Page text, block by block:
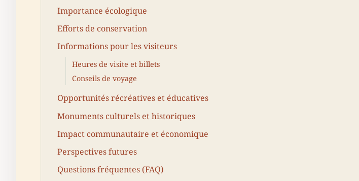
Importance écologique
Efforts de conservation
Informations pour les visiteurs
Heures de visite et billets
Conseils de voyage
Opportunités récréatives et éducatives
Monuments culturels et historiques
Impact communautaire et économique
Perspectives futures
Questions fréquentes (FAQ)